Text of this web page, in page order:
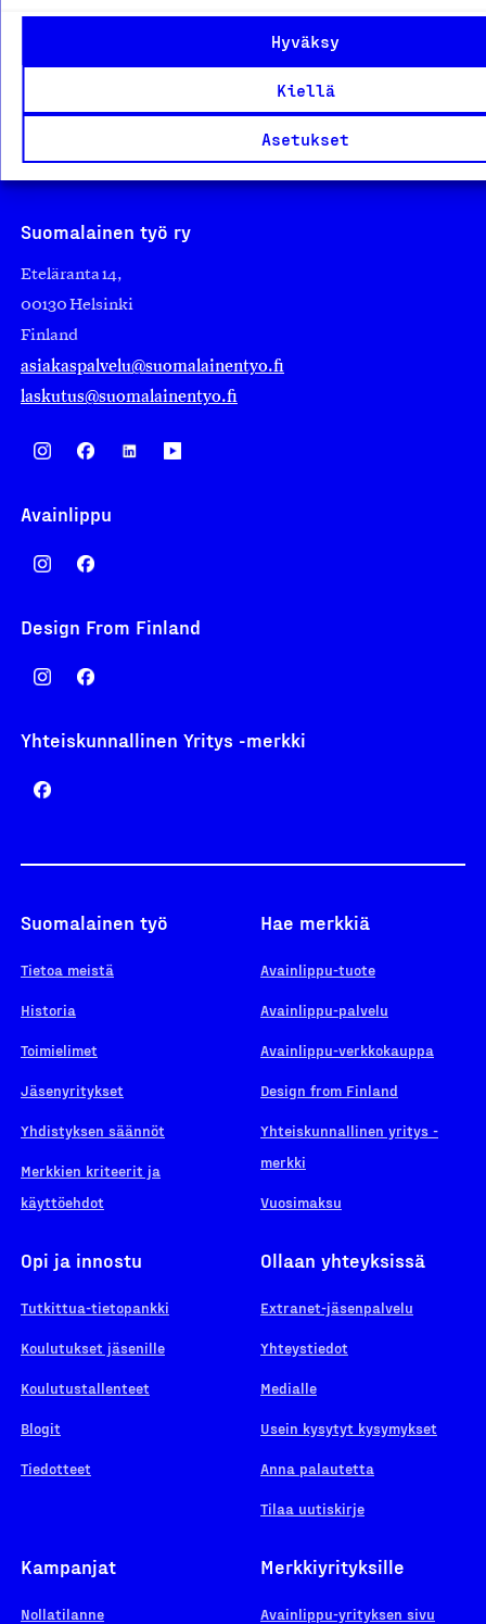
Hyväksy
Kiellä
Asetukset
yhä, että työ yhdistää ihmisiä ja rakentaa vahvaa,
elinvoimaista yhteiskuntaa. Me rakastamme työtä!
Suomalainen työ ry
Eteläranta 14,
00130 Helsinki
Finland
asiakaspalvelu@suomalainentyo.fi
laskutus@suomalainentyo.fi
Avainlippu
Design From Finland
Yhteiskunnallinen Yritys -merkki
Suomalainen työ
Tietoa meistä
Historia
Toimielimet
Jäsenyritykset
Yhdistyksen säännöt
Merkkien kriteerit ja
käyttöehdot
Hae merkkiä
Avainlippu-tuote
Avainlippu-palvelu
Avainlippu-verkkokauppa
Design from Finland
Yhteiskunnallinen yritys -
merkki
Vuosimaksu
Opi ja innostu
Tutkittua-tietopankki
Koulutukset jäsenille
Koulutustallenteet
Blogit
Tiedotteet
Ollaan yhteyksissä
Extranet-jäsenpalvelu
Yhteystiedot
Medialle
Usein kysytyt kysymykset
Anna palautetta
Tilaa uutiskirje
Kampanjat
Nollatilanne
Merkkiyrityksille
Avainlippu-yrityksen sivu